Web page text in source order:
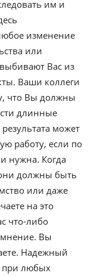
им и
изменение
или
Вас из
Ваши коллеги
что Вы должны
длинные
может
работу, если по
нужна. Когда
должны быть
или даже
на это
что-либо
Вы
Надежный
при любых